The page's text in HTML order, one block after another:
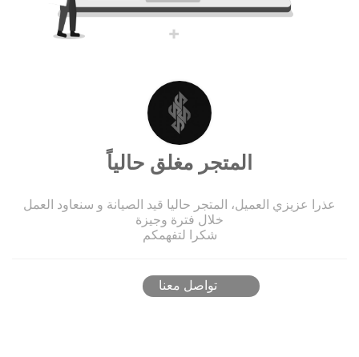
المتجر مغلق حالياً
عذرا عزيزي العميل، المتجر حاليا قيد الصيانة و سنعاود العمل
خلال فترة وجيزة
شكرا لتفهمكم
تواصل معنا